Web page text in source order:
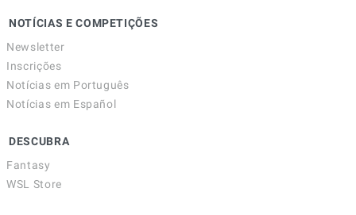
NOTÍCIAS E COMPETIÇÕES
Newsletter
Inscrições
Notícias em Português
Notícias em Español
DESCUBRA
Fantasy
WSL Store